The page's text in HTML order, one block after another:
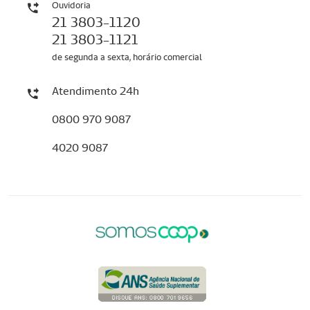
Ouvidoria
21 3803-1120
21 3803-1121
de segunda a sexta, horário comercial
Atendimento 24h
0800 970 9087
4020 9087